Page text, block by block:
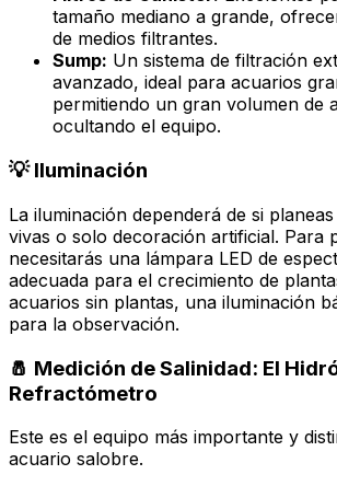
tamaño mediano a grande,
de medios filtrantes.
Sump: Un sistema de filtración
avanzado, ideal para acuarios
permitiendo un gran volumen de
ocultando el equipo.
💡 Iluminación
La iluminación dependerá de si
vivas o solo decoración artificial. Para
necesitarás una lámpara LED de
adecuada para el crecimiento de
acuarios sin plantas, una iluminación
para la observación.
🧂 Medición de Salinidad: El
Refractómetro
Este es el equipo más importante y
acuario salobre.